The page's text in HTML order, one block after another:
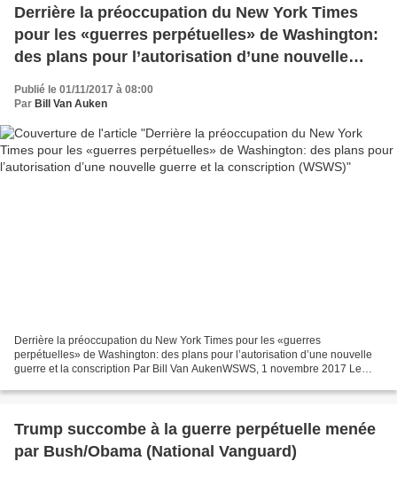
Derrière la préoccupation du New York Times
pour les «guerres perpétuelles» de Washington:
des plans pour l’autorisation d’une nouvelle
Publié le 01/11/2017 à 08:00
Par Bill Van Auken
Derrière la préoccupation du New York Times pour les «guerres
perpétuelles» de Washington: des plans pour l’autorisation d’une nouvelle
guerre et la conscription Par Bill Van AukenWSWS, 1 novembre 2017 Le
Trump succombe à la guerre perpétuelle menée
par Bush/Obama (National Vanguard)